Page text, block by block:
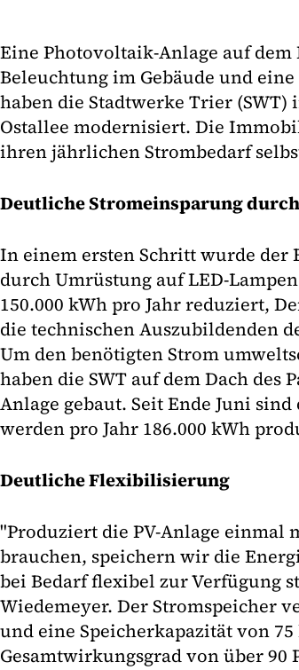
Eine Photovoltaik-Anlage auf
Beleuchtung im Gebäude und
haben die Stadtwerke Trier
Ostallee modernisiert. Die
ihren jährlichen Strombedarf
Deutliche Stromeinsparung
In einem ersten Schritt wurde der
durch Umrüstung auf LED-
150.000 kWh pro Jahr reduziert,
die technischen Auszubildenden
Um den benötigten Strom
haben die SWT auf dem Dach des
Anlage gebaut. Seit Ende Juni
werden pro Jahr 186.000 kWh
Deutliche Flexibilisierung
"Produziert die PV-Anlage einmal
brauchen, speichern wir die
bei Bedarf flexibel zur Verfügung
Wiedemeyer. Der Stromspeicher
und eine Speicherkapazität von
Gesamtwirkungsgrad von über 90